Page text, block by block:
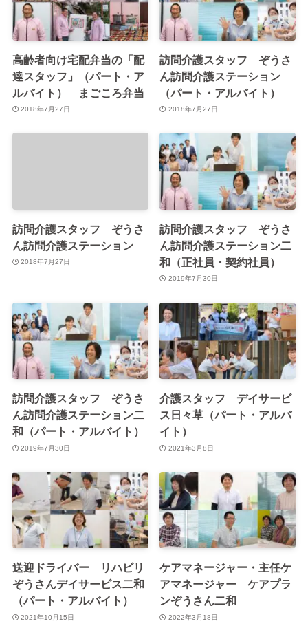
び規範を遵守します。
5. 個人情報の管理について
お客様からご提供いただいた個人情報は、適切・慎重
に管理し、不正アクセス、紛失、改ざん、漏洩等の危
険防止のため、技術及び管理の面から適切かつ合理的
当サイトでは、サイトの分析と改善のためにGoogleア
ナリティクスを使用しています。ご利用中のウェブブ
ラウザは、Google に特定の情報（たとえば、アクセス
したページのウェブ アドレスや IP アドレスなど）を
自動的に送信します。データ収集のためにGoogle がお
使いのブラウザに cookie を設定したり、既存のcookie
を読み取ったりする場合があります。当サイトで設定
するクッキーにはお客様の個人情報は含まれていませ
当サイトを利用することで、上記方法および目的にお
いてGoogleが行うこうしたデータ処理につき許可を与
えたものとみなします。
なお、Cookieは、ユーザー側のブラウザ操作により拒
否することも可能です。ただしその際、当サイトの機
能が一部利用できなくなる可能性があります。設定方
法はブラウザによって異なりますので、お使いのブラ
ウザのヘルプなどをご覧ください。
6. 個人情報に関してのお問い合わせ先
お客様がご本人の個人情報の照会・修正・削除などを
ご希望される場合には、ご本人であることを確認の
上、対応させていただきます。当社の個人情報の取扱
に関するお問い合せは下記までご連絡ください。
W hospitality株式会社
高齢者向け宅配弁当の「配
達スタッフ」（パート・ア
ルバイト） まごころ弁当
2018年7月27日
訪問介護スタッフ ぞうさ
ん訪問介護ステーション
（パート・アルバイト）
2018年7月27日
訪問介護スタッフ ぞうさ
ん訪問介護ステーション
2018年7月27日
訪問介護スタッフ ぞうさ
ん訪問介護ステーション二
和（正社員・契約社員）
2019年7月30日
訪問介護スタッフ ぞうさ
ん訪問介護ステーション二
和（パート・アルバイト）
2019年7月30日
介護スタッフ デイサービ
ス日々草（パート・アルバ
イト）
2021年3月8日
送迎ドライバー リハビリ
ぞうさんデイサービス二和
（パート・アルバイト）
2021年10月15日
ケアマネージャー・主任ケ
アマネージャー ケアプラ
ンぞうさん二和
2022年3月18日